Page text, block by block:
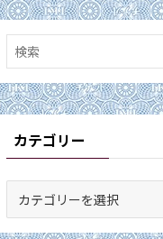
カテゴリー
ゴ